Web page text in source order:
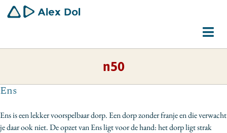
naar
Dirigent
Gemeenschapswerker
n50
Ens
Ens is een lekker voorspelbaar dorp. Een dorp zonder franje en die verwacht
je daar ook niet. De opzet van Ens ligt voor de hand: het dorp ligt strak